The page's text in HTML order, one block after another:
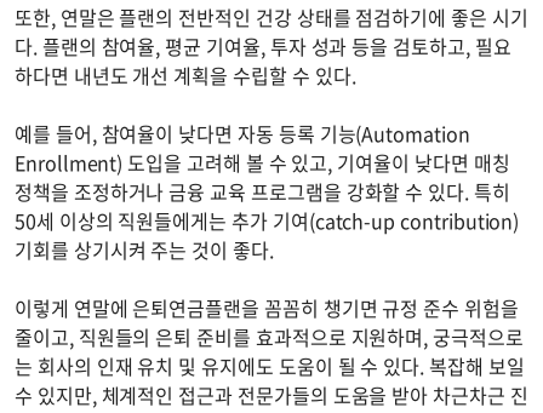
또한, 연말은 플랜의 전반적인 건강 상태를 점검하기에 좋은 시기
다. 플랜의 참여율, 평균 기여율, 투자 성과 등을 검토하고, 필요
하다면 내년도 개선 계획을 수립할 수 있다.
예를 들어, 참여율이 낮다면 자동 등록 기능(Automation
Enrollment) 도입을 고려해 볼 수 있고, 기여율이 낮다면 매칭
정책을 조정하거나 금융 교육 프로그램을 강화할 수 있다. 특히
50세 이상의 직원들에게는 추가 기여(catch-up contribution)
기회를 상기시켜 주는 것이 좋다.
이렇게 연말에 은퇴연금플랜을 꼼꼼히 챙기면 규정 준수 위험을
줄이고, 직원들의 은퇴 준비를 효과적으로 지원하며, 궁극적으로
는 회사의 인재 유치 및 유지에도 도움이 될 수 있다. 복잡해 보일
수 있지만, 체계적인 접근과 전문가들의 도움을 받아 차근차근 진